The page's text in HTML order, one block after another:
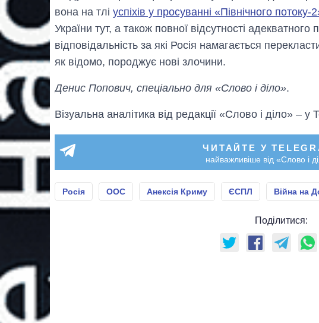
вона на тлі успіхів у просуванні «Північного потоку-
України тут, а також повної відсутності адекватного
відповідальність за які Росія намагається
як відомо, породжує нові злочини.
Денис Попович, спеціально для «Слово і діло».
Візуальна аналітика від редакції «Слово і діло» – у
ЧИТАЙТЕ У
найважливіше від «Слово і
Росія ООС Анексія Криму ЄСПЛ Війна на
Поділитися: